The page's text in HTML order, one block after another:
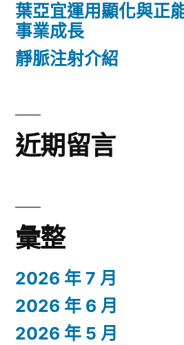
葉亞宜運用顯化與正
事業成長
靜脈注射介紹
近期留言
彙整
2026 年 7 月
2026 年 6 月
2026 年 5 月